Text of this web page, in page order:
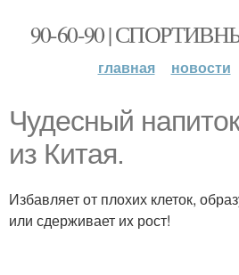
90-60-90 |
главная новости
Чудесный
из Китая.
Избавляет от плохих клеток,
или сдерживает иx рост!